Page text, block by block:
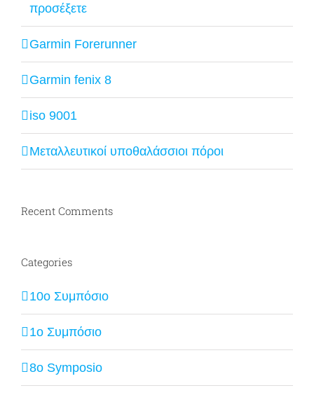
προσέξετε
Garmin Forerunner
Garmin fenix 8
iso 9001
Μεταλλευτικοί υποθαλάσσιοι πόροι
Recent Comments
Categories
10ο Συμπόσιο
1ο Συμπόσιο
8o Symposio